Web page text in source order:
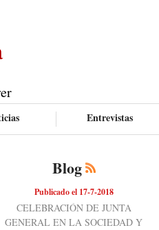
Entrevistas
Blog
Publicado el 17-7-2018
CELEBRACIÓN DE JUNTA
GENERAL EN LA SOCIEDAD Y